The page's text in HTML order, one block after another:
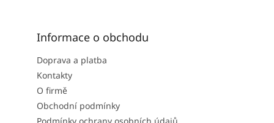
Informace o obchodu
Doprava a platba
Kontakty
O firmě
Obchodní podmínky